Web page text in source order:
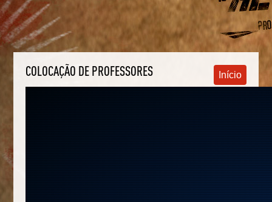
COLOCAÇÃO DE PROFESSORES Início